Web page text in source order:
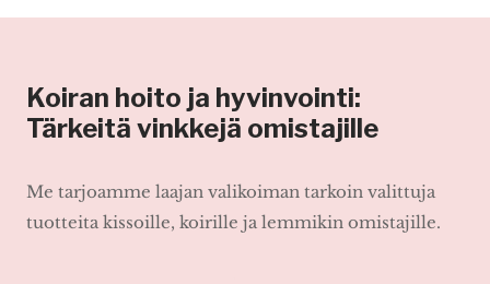
Koiran hoito ja hyvinvointi:
Tärkeitä vinkkejä omistajille
Me tarjoamme laajan valikoiman tarkoin valittuja
tuotteita kissoille, koirille ja lemmikin omistajille.